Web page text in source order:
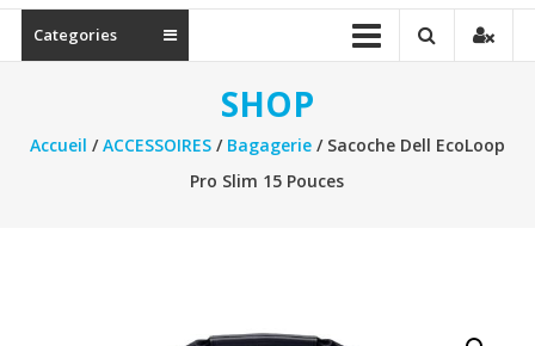
matériel
informatique
Categories
SHOP
Accueil /ACCESSOIRES/ Bagagerie/ Sacoche Dell EcoLoop
Pro Slim 15 Pouces